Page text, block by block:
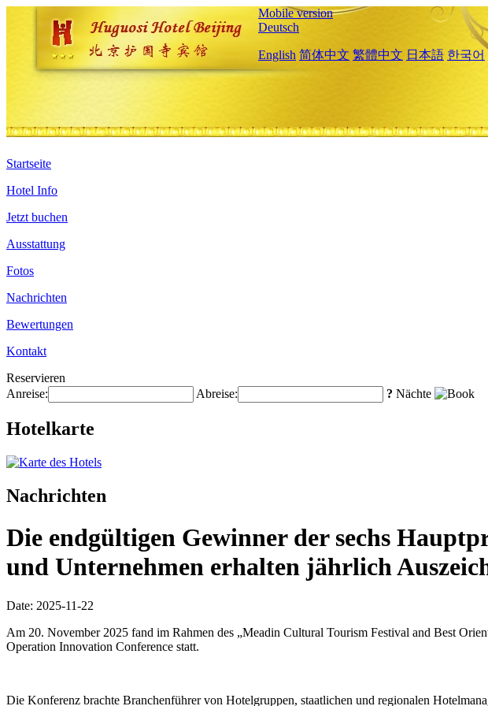
Mobile version
Deutsch
English 简体中文 繁體中文 日本語 한국어
Startseite
Hotel Info
Jetzt buchen
Ausstattung
Fotos
Nachrichten
Bewertungen
Kontakt
Reservieren
Anreise:
Abreise: ? Nächte
Hotelkarte
Nachrichten
Die endgültigen Gewinner der sechs
und Unternehmen erhalten jährlich
Date: 2025-11-22
Am 20. November 2025 fand im Rahmen des „Meadin Cultural Tourism Festival and Best
Operation Innovation Conference statt.
Die Konferenz brachte Branchenführer von Hotelgruppen, staatlichen und regionalen